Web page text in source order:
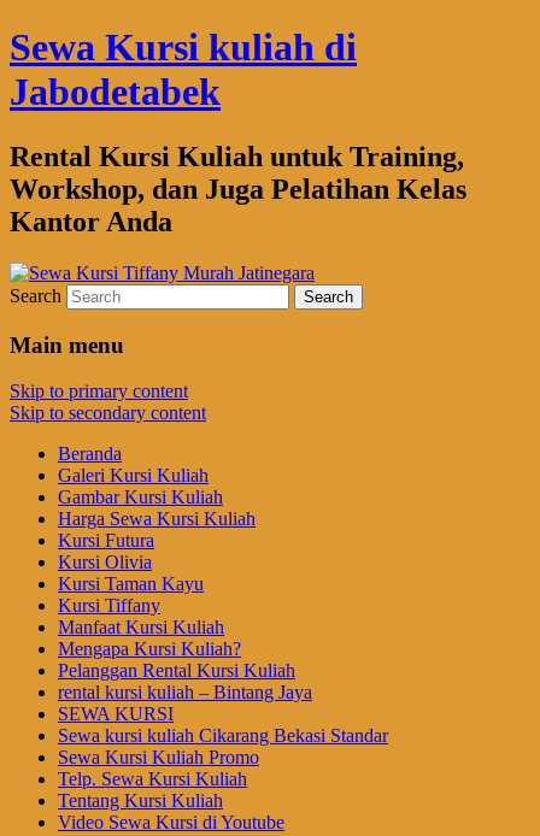
Sewa Kursi kuliah di
Jabodetabek
Rental Kursi Kuliah untuk Training,
Workshop, dan Juga Pelatihan Kelas
Kantor Anda
Search
Main menu
Skip to primary content
Skip to secondary content
Beranda
Galeri Kursi Kuliah
Gambar Kursi Kuliah
Harga Sewa Kursi Kuliah
Kursi Futura
Kursi Olivia
Kursi Taman Kayu
Kursi Tiffany
Manfaat Kursi Kuliah
Mengapa Kursi Kuliah?
Pelanggan Rental Kursi Kuliah
rental kursi kuliah – Bintang Jaya
SEWA KURSI
Sewa kursi kuliah Cikarang Bekasi Standar
Sewa Kursi Kuliah Promo
Telp. Sewa Kursi Kuliah
Tentang Kursi Kuliah
Video Sewa Kursi di Youtube